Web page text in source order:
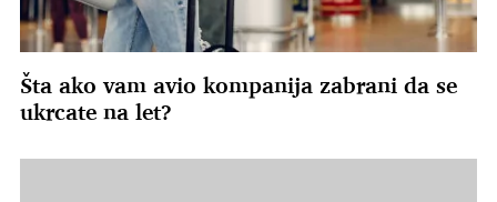
Šta ako vam avio kompanija zabrani da se
ukrcate na let?